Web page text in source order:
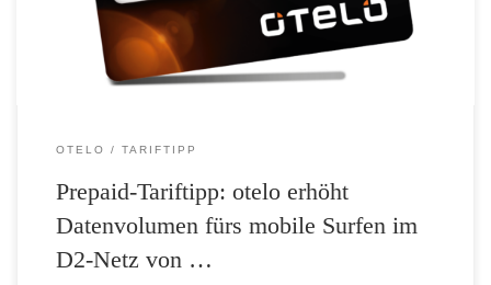
und Bestandskunden stehen fürs mobile Surfen dann zwischen 150
OTELO TARIFTIPP
Prepaid-Tariftipp: otelo erhöht
Datenvolumen fürs mobile Surfen im
D2-Netz von …